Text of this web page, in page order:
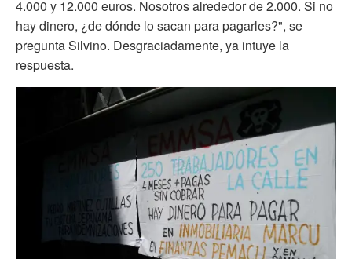
4.000 y 12.000 euros. Nosotros alrededor de 2.000. Si no
hay dinero, ¿de dónde lo sacan para pagarles?", se
pregunta Silvino. Desgraciadamente, ya intuye la
respuesta.